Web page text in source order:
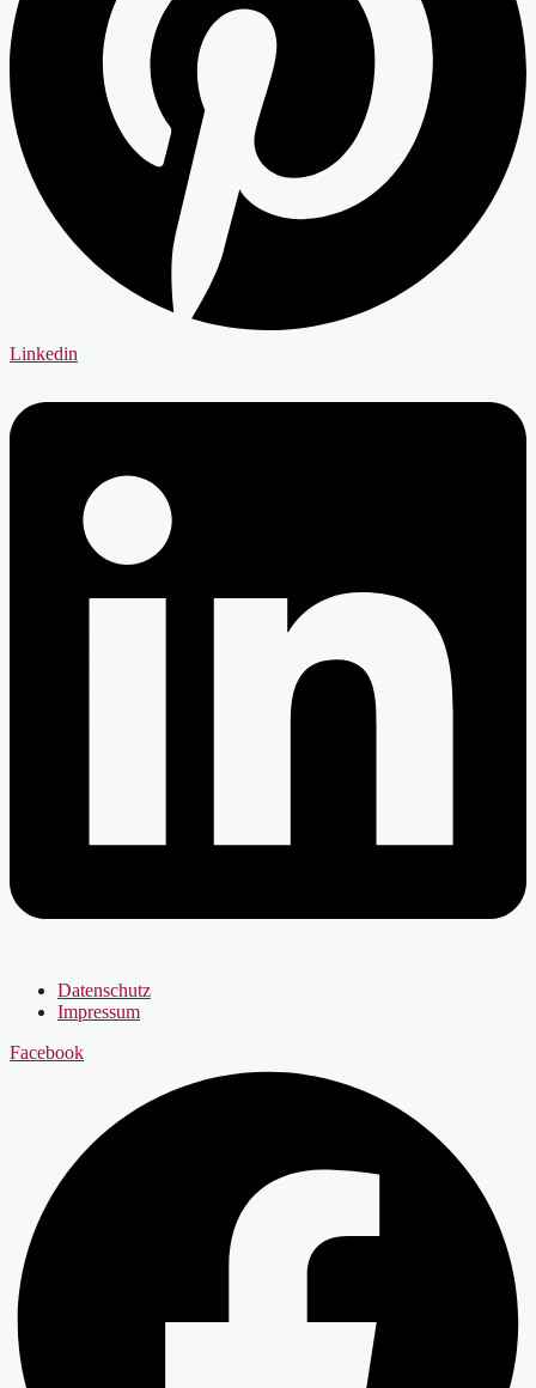
Linkedin
Datenschutz
Impressum
Facebook